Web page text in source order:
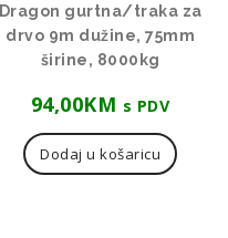
Dragon gurtna/traka za
drvo 9m dužine, 75mm
širine, 8000kg
94,00KM s PDV
Dodaj u košaricu